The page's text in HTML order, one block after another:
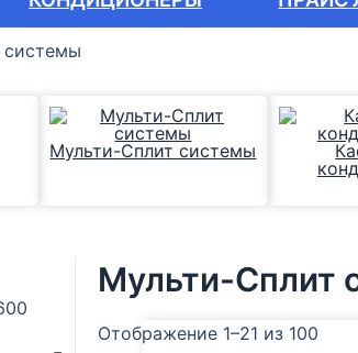
системы
Мульти-Сплит системы
Мульти-Сплит
Отображение 1–21 из 100